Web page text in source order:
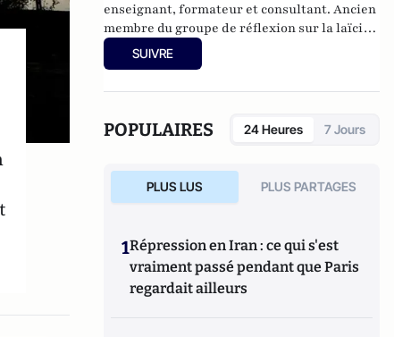
enseignant, formateur et consultant. Ancien
membre du groupe de réflexion sur la laïcité
auprès du Haut conseil à l’intégration.
Dernier ouvrage :
SUIVRE
POPULAIRES 24 Heures 7 Jours
PLUS LUS PLUS PARTAGES
1Répression en Iran : ce qui s'est
vraiment passé pendant que Paris
regardait ailleurs